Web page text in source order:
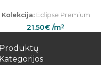
Kolekcija:Eclipse Premium
21.50€ /m2
Produktų
Kategorijos